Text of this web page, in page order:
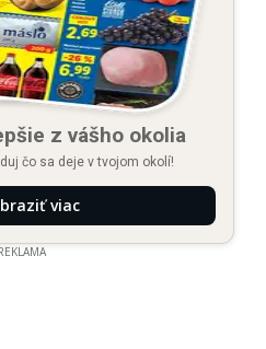
z vášho okolia
čo sa deje v tvojom okolí!
viac